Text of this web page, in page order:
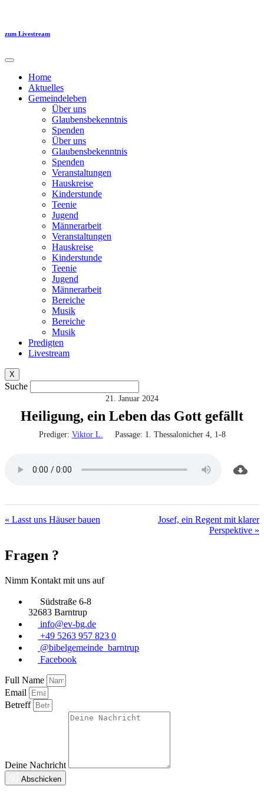
springen
zum Livestream
Home
Aktuelles
Gemeindeleben
Über uns
Glaubensbekenntnis
Spenden
Über uns
Glaubensbekenntnis
Spenden
Veranstaltungen
Hauskreise
Kinderstunde
Teenie
Jugend
Männerarbeit
Veranstaltungen
Hauskreise
Kinderstunde
Teenie
Jugend
Männerarbeit
Bereiche
Musik
Bereiche
Musik
Predigten
Livestream
X
Suche
21. Januar 2024
Heiligung, ein Leben das Gott gefällt
Prediger: Viktor L. Passage: 1. Thessalonicher 4, 1-8
« Lasst uns Häuser bauen
Josef, ein Regent mit klarer
Perspektive »
Fragen ?
Nimm Kontakt mit uns auf
Südstraße 6-8
32683 Barntrup
info@ev-bg.de
+49 5263 957 823 0
@bibelgemeinde_barntrup
Facebook
Full Name
Email
Betreff
Deine Nachricht
Abschicken